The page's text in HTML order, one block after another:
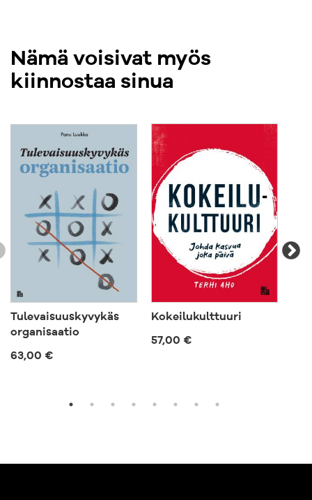
Nämä voisivat myös
kiinnostaa sinua
Tulevaisuuskyvykäs
organisaatio
63,00 €
Kokeilukulttuuri
57,00 €